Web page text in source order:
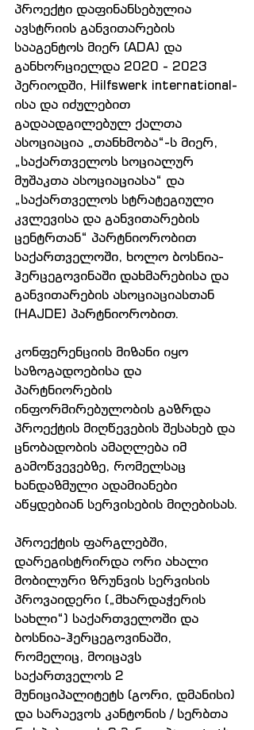
პროექტი დაფინანსებულია
ავსტრიის განვითარების
სააგენტოს მიერ (ADA) და
განხორციელდა 2020 - 2023
პერიოდში, Hilfswerk international-
ისა და იძულებით
გადაადგილებულ ქალთა
ასოციაცია „თანხმობა“-ს მიერ,
„საქართველოს სოციალურ
მუშაკთა ასოციაციასა“ და
„საქართველოს სტრატეგიული
კვლევისა და განვითარების
ცენტრთან“ პარტნიორობით
საქართველოში, ხოლო ბოსნია-
ჰერცეგოვინაში დახმარებისა და
განვითარების ასოციაციასთან
(HAJDE) პარტნიორობით.
კონფერენციის მიზანი იყო
საზოგადოებისა და
პარტნიორების
ინფორმირებულობის გაზრდა
პროექტის მიღწევების შესახებ და
ცნობადობის ამაღლება იმ
გამოწვევებზე, რომელსაც
ხანდაზმული ადამიანები
აწყდებიან სერვისების მიღებისას.
პროექტის ფარგლებში,
დარეგისტრირდა ორი ახალი
მობილური ზრუნვის სერვისის
პროვაიდერი („მხარდაჭერის
სახლი“) საქართველოში და
ბოსნია-ჰერცეგოვინაში,
რომელიც, მოიცავს
საქართველოს 2
მუნიციპალიტეტს (გორი, დმანისი)
და სარაევოს კანტონის / სერბთა